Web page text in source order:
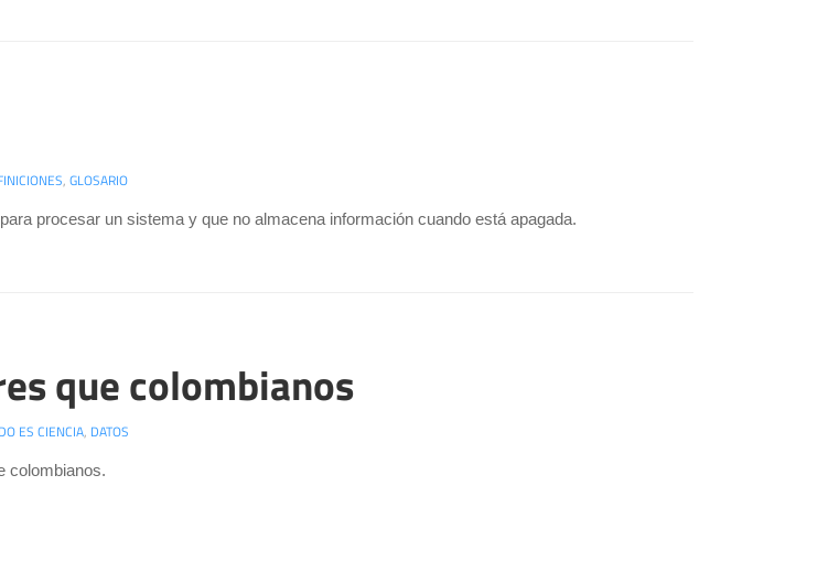
, GLOSARIO
procesar un sistema y que no almacena información cuando está apagada.
que colombianos
ES CIENCIA, DATOS
colombianos.